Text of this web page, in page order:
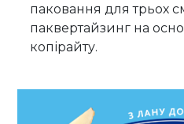
паковання для трьох
паквертайзинг на
копірайту.